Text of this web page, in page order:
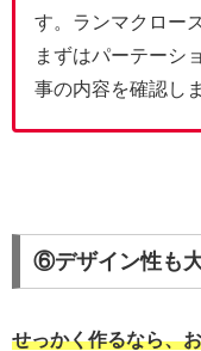
す。ランマクロー
まずはパーテーシ
事の内容を確認し
⑥デザイン性も
せっかく作るなら、